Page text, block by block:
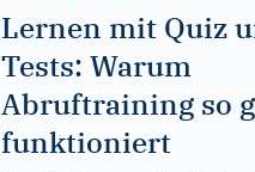
Lernen mit Quiz
Tests: Warum
Abruftraining so
funktioniert